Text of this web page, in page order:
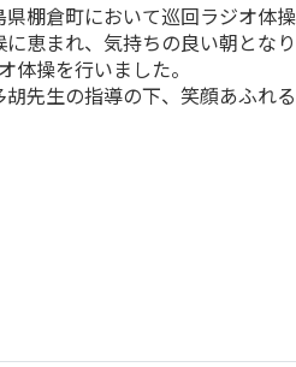
棚倉町において巡回ラジオ体操
恵まれ、気持ちの良い朝とな
操を行いました。
先生の指導の下、笑顔あふれ